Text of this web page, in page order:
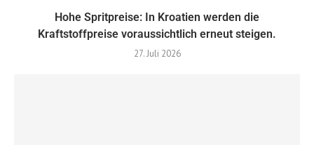
Hohe Spritpreise: In Kroatien werden die
Kraftstoffpreise voraussichtlich erneut steigen.
27. Juli 2026